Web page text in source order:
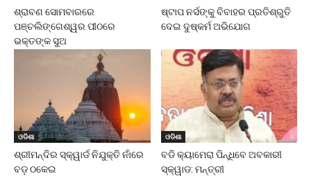
ଶ୍ରାବଣ ସୋମବାରରେ
ପଞ୍ଚଲିଙ୍ଗେଶ୍ୱର ପୀଠରେ
ଭକ୍ତଙ୍କ ସୁଅ
ଷ୍ଟାପ ନର୍ସଙ୍କୁ ବିବାହର ପ୍ରତିଶ୍ରୁତି
ଦେଇ ଦୁଷ୍କର୍ମ ଅଭିଯୋଗ
ଓଡିଶା
ଶ୍ରୀମନ୍ଦିର ସ୍କ୍ୱାର୍ଡ ନିଯୁକ୍ତି ନାଁରେ
ବଡ଼ ଠକେଇ
ଓଡିଶା
ବଡି କ୍ୟାମେରା ପିନ୍ଧିବେ ଅବକାରୀ
ସ୍କ୍ୱାଡ: ମନ୍ତ୍ରୀ